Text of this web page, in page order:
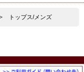
トップス/メンズ